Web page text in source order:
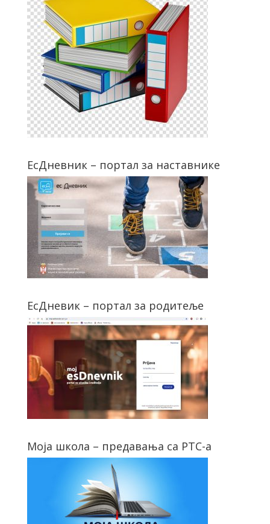
ЕсДневник – портал за наставнике
ЕсДневик – портал за родитеље
Моја школа – предавања са РТС-а